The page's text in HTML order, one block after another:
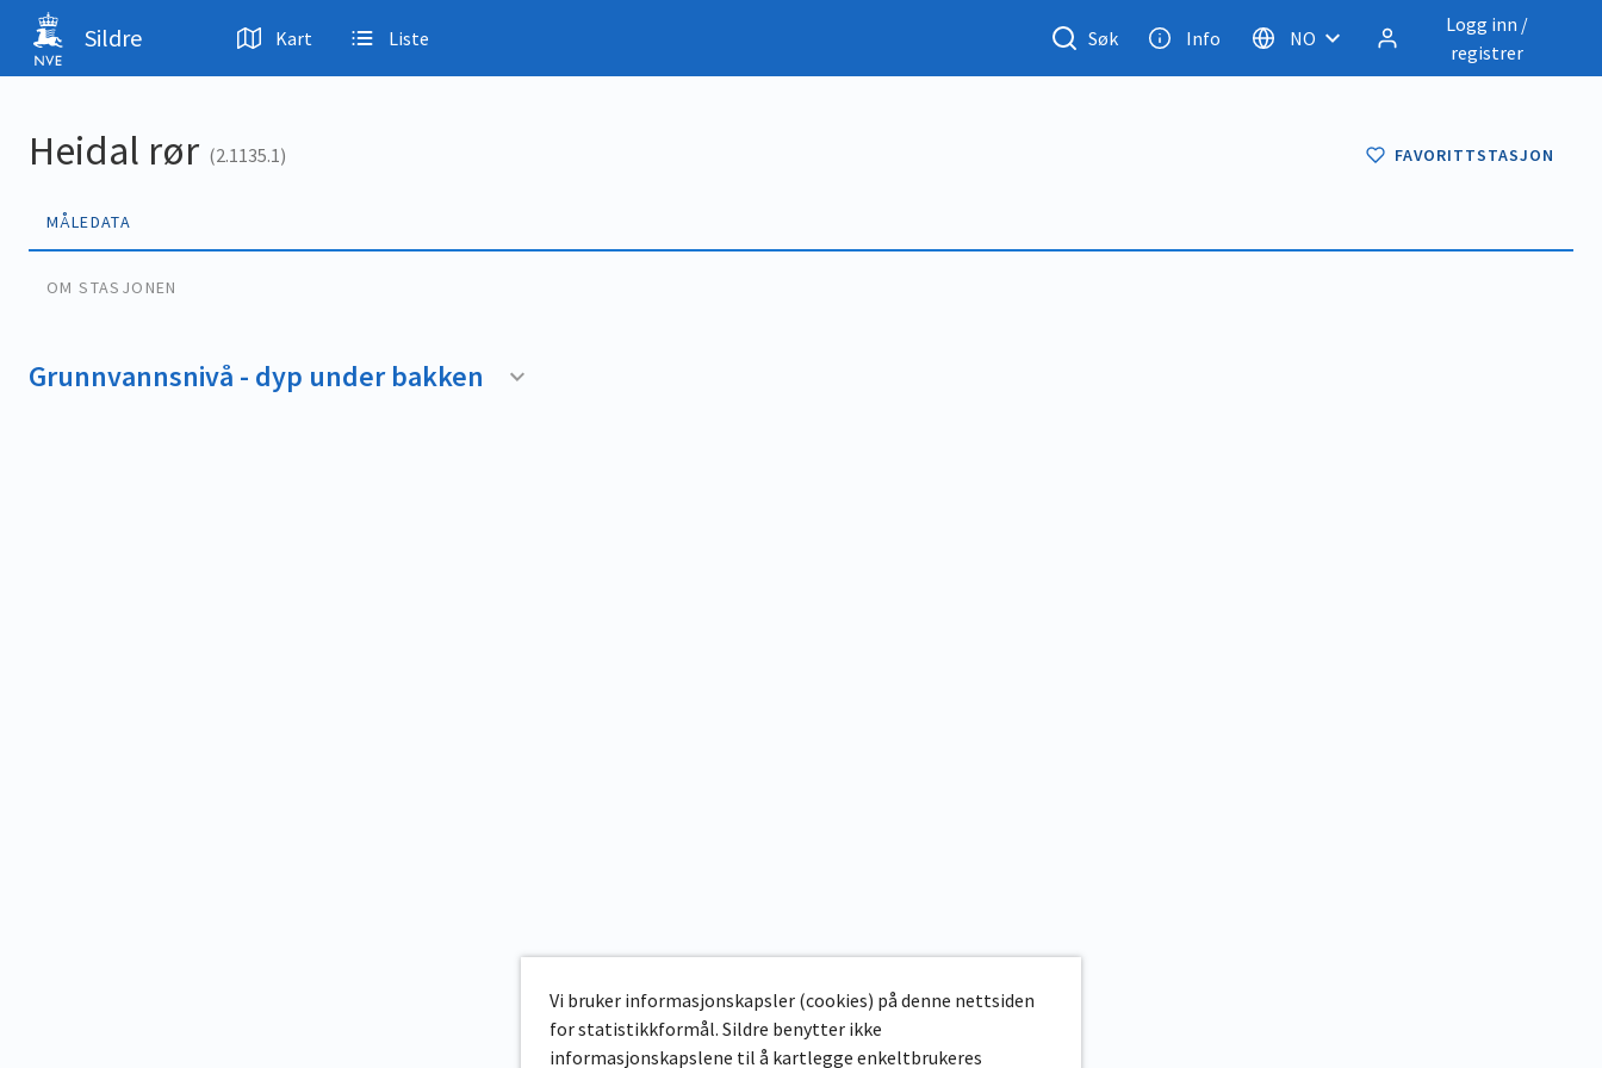
Hopp til hovedinnhold
Sildre Kart Liste Søk Info NO
Logg inn /
registrer
Heidal rør (2.1135.1) FAVORITTSTASJON
MÅLEDATA
OM STASJONEN
Grunnvannsnivå - dyp under bakken
Vi bruker informasjonskapsler (cookies) på denne nettsiden
for statistikkformål. Sildre benytter ikke
informasjonskapslene til å kartlegge enkeltbrukeres